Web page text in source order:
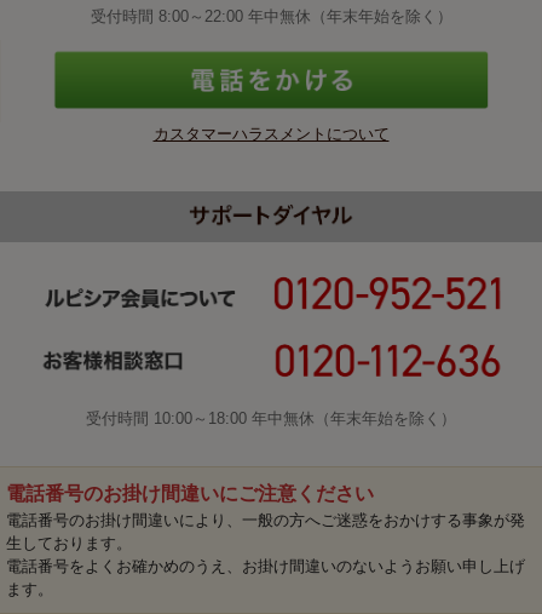
受付時間 8:00～22:00 年中無休（年末年始を除く）
カスタマーハラスメントについて
受付時間 10:00～18:00 年中無休（年末年始を除く）
電話番号のお掛け間違いにご注意ください
電話番号のお掛け間違いにより、一般の方へご迷惑をおかけする事象が発
生しております。
電話番号をよくお確かめのうえ、お掛け間違いのないようお願い申し上げ
ます。